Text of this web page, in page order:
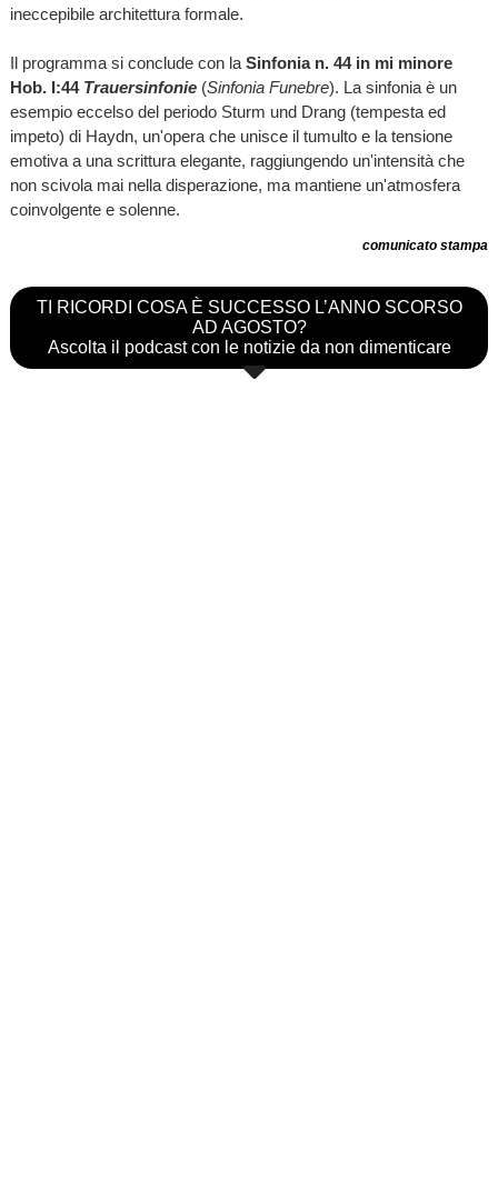
ineccepibile architettura formale.
Il programma si conclude con la Sinfonia n. 44 in mi minore
Hob. I:44 Trauersinfonie (Sinfonia Funebre). La sinfonia è un
esempio eccelso del periodo Sturm und Drang (tempesta ed
impeto) di Haydn, un'opera che unisce il tumulto e la tensione
emotiva a una scrittura elegante, raggiungendo un'intensità che
non scivola mai nella disperazione, ma mantiene un'atmosfera
coinvolgente e solenne.
comunicato stampa
TI RICORDI COSA È SUCCESSO L’ANNO SCORSO
AD AGOSTO?
Ascolta il podcast con le notizie da non dimenticare